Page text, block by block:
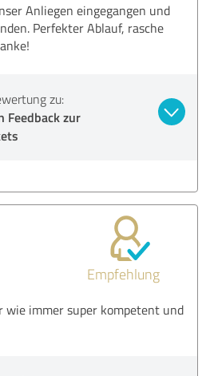
Anliegen eingegangen und
Perfekter Ablauf, rasche
zu:
Feedback zur
Empfehlung
wie immer super kompetent und